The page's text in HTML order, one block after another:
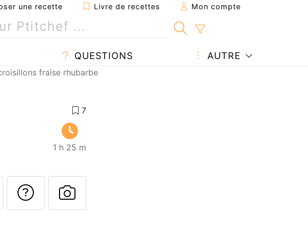
une recette Livre de recettes Mon compte
QUESTIONS AUTRE
fraise rhubarbe
1 h 25 m
cette recette à un ami
Imprimer cette page
Poser une question à l'auteur
Publier votre photo de cette